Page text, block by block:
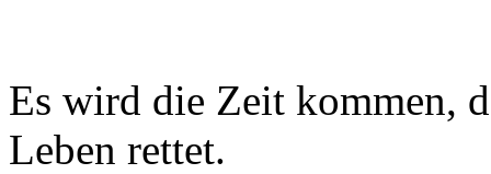
Es wird die Zeit kommen,
Leben rettet.